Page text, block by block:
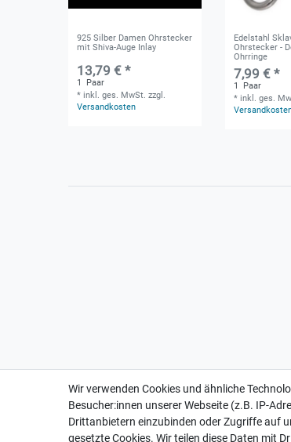
925 Silber Damen Ohrstecker
mit Shiva-Auge Inlay
13,79 € *
1
Paar
* inkl. ges. MwSt. zzgl.
Versandkosten
Edelstahl
Ohrstecker -
Ohrringe
7,99 € *
1
Paar
* inkl. ges.
Wir verwenden Cookies und ähnliche
Besucher:innen unserer Webseite (z.B. IP-
Drittanbietern einzubinden oder Zugriffe auf
gesetzte Cookies. Wir teilen diese Daten mit